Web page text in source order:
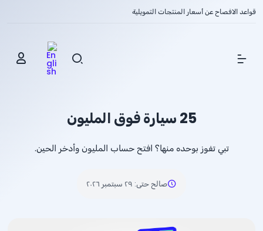
قواعد الافصاح عن أسعار المنتجات التمويلية
Show Menu
25 سيارة فوق المليون
تبي تفوز بوحده منها؟ افتح حساب المليون وأدخر الحين.
صالح حتى: ٢٩ سبتمبر ٢٠٢٦